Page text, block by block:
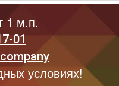
1 м.п.
01
условиях!